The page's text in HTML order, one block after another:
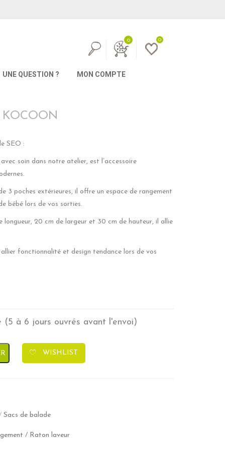
UNE QUESTION ? MON COMPTE
0 0
SEO :
soin dans notre atelier, est l’accessoire
3 poches extérieures, il offre un espace de rangement
bébé lors de vos sorties.
longueur, 20 cm de largeur et 30 cm de hauteur, il allie
fonctionnalité et design tendance lors de vos
(5 à 6 jours ouvrés avant l'envoi)
WISHLIST
Sacs de balade
/ Raton laveur